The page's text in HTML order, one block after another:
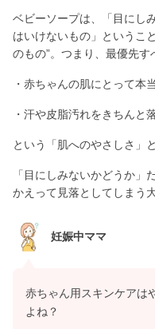
ベビーソープは、「目にし
はいけないもの」というこ
のもの”。つまり、最優先す
・赤ちゃんの肌にとって本
・汗や皮脂汚れをきちんと
という「肌へのやさしさ」
「目にしみないかどうか」
かえって見落としてしまう
妊娠中ママ
赤ちゃん用スキンケアは
よね？